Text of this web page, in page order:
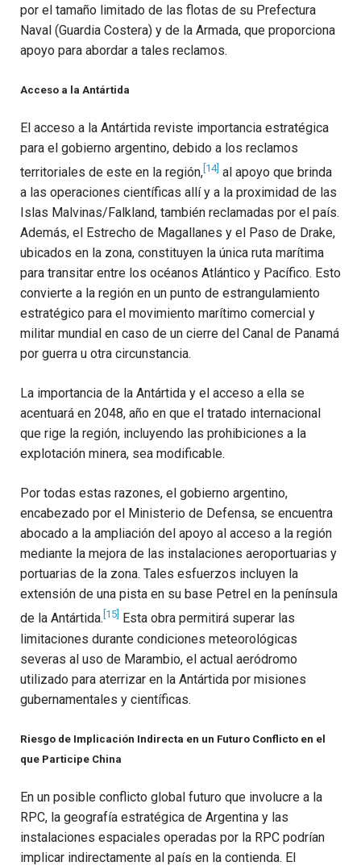
por el tamaño limitado de las flotas de su Prefectura
Naval (Guardia Costera) y de la Armada, que proporciona
apoyo para abordar a tales reclamos.
Acceso a la Antártida
El acceso a la Antártida reviste importancia estratégica
para el gobierno argentino, debido a los reclamos
territoriales de este en la región, [14] al apoyo que brinda
a las operaciones científicas allí y a la proximidad de las
Islas Malvinas/Falkland, también reclamadas por el país.
Además, el Estrecho de Magallanes y el Paso de Drake,
ubicados en la zona, constituyen la única ruta marítima
para transitar entre los océanos Atlántico y Pacífico. Esto
convierte a la región en un punto de estrangulamiento
estratégico para el movimiento marítimo comercial y
militar mundial en caso de un cierre del Canal de Panamá
por guerra u otra circunstancia.
La importancia de la Antártida y el acceso a ella se
acentuará en 2048, año en que el tratado internacional
que rige la región, incluyendo las prohibiciones a la
explotación minera, sea modificable.
Por todas estas razones, el gobierno argentino,
encabezado por el Ministerio de Defensa, se encuentra
abocado a la ampliación del apoyo al acceso a la región
mediante la mejora de las instalaciones aeroportuarias y
portuarias de la zona. Tales esfuerzos incluyen la
extensión de una pista en su base Petrel en la península
de la Antártida. [15]
Esta obra permitirá superar las
limitaciones durante condiciones meteorológicas
severas al uso de Marambio, el actual aeródromo
utilizado para aterrizar en la Antártida por misiones
gubernamentales y científicas.
Riesgo de Implicación Indirecta en un Futuro Conflicto en el
que Participe China
En un posible conflicto global futuro que involucre a la
RPC, la geografía estratégica de Argentina y las
instalaciones espaciales operadas por la RPC podrían
implicar indirectamente al país en la contienda. El